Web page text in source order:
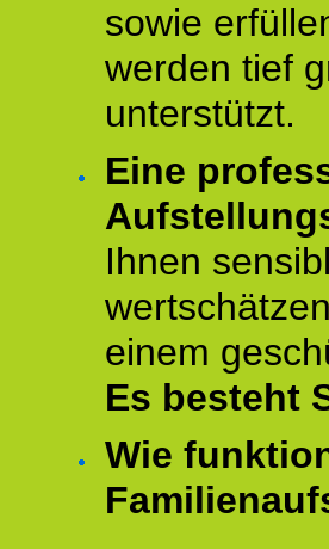
sowie
werden tief
unterstützt.
Eine
Ihnen
einem
Es besteht
Wie